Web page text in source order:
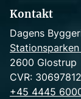
Kontakt
Dagens
2600 Glostrup
CVR: 30697812
+45 4445